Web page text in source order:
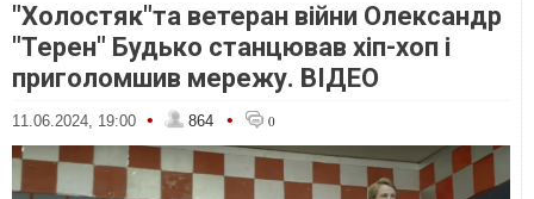
"Холостяк"та ветеран війни Олександр
"Терен" Будько станцював хіп-хоп і
приголомшив мережу. ВІДЕО
11.06.2024, 19:00 • 864 • 0